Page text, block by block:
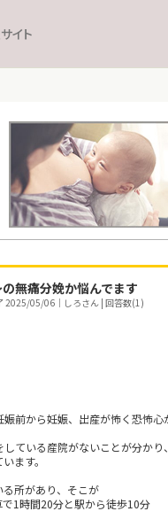
イト
無痛分娩か悩んでます
2025/05/06｜しろさん | 回答数(1)
前から妊娠、出産が怖く恐怖
ている産院がないことが分かり
ます。
所があり、そこが
1時間20分と駅から徒歩10分